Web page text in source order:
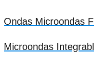
Ondas Microondas
Microondas